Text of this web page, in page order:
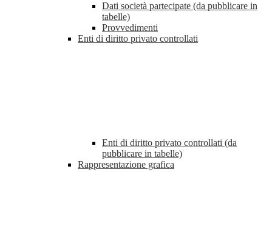
Dati società partecipate (da pubblicare in
tabelle)
Provvedimenti
Enti di diritto privato controllati
Enti di diritto privato controllati (da
pubblicare in tabelle)
Rappresentazione grafica